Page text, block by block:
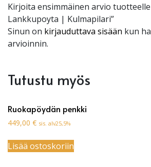
Kirjoita ensimmäinen arvio
Lankkupoyta | Kulmapilari”
Sinun on kirjauduttava sisään kun
arvioinnin.
Tutustu myös
Ruokapöydän penkki
449,00 € sis. alv25,5%
Lisää ostoskoriin